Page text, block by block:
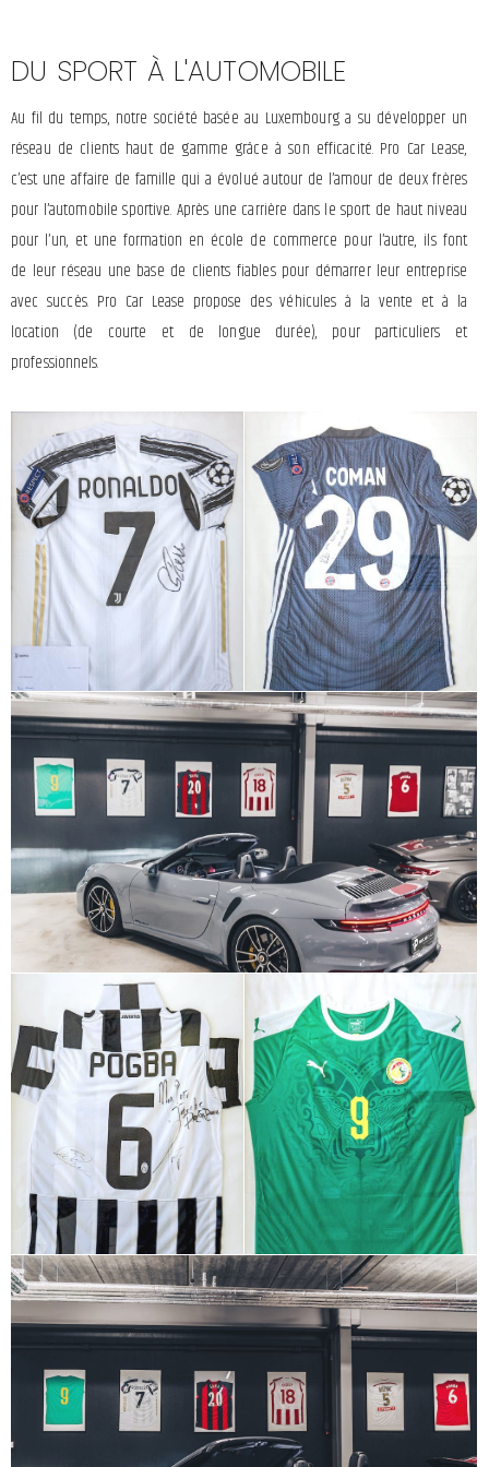
DU SPORT À L'AUTOMOBILE
Au fil du temps, notre société basée au Luxembourg a su développer un
réseau de clients haut de gamme grâce à son efficacité. Pro Car Lease,
c’est une affaire de famille qui a évolué autour de l’amour de deux frères
pour l’automobile sportive. Après une carrière dans le sport de haut niveau
pour l’un, et une formation en école de commerce pour l’autre, ils font
de leur réseau une base de clients fiables pour démarrer leur entreprise
avec succès. Pro Car Lease propose des véhicules à la vente et à la
location (de courte et de longue durée), pour particuliers et
professionnels.
+ +
+ +
+
+ +